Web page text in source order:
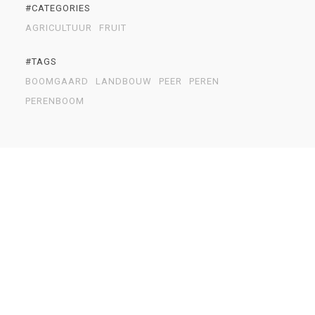
#CATEGORIES
AGRICULTUUR
FRUIT
#TAGS
BOOMGAARD
LANDBOUW PEER
PEREN
PERENBOOM